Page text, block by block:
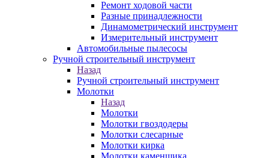
Ремонт ходовой части
Разные принадлежности
Динамометрический инструмент
Измерительный инструмент
Автомобильные пылесосы
Ручной строительный инструмент
Назад
Ручной строительный инструмент
Молотки
Назад
Молотки
Молотки гвоздодеры
Молотки слесарные
Молотки кирка
Молотки каменщика